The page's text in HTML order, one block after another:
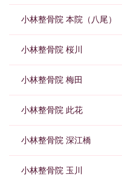
小林整骨院 本院（八尾）
小林整骨院 桜川
小林整骨院 梅田
小林整骨院 此花
小林整骨院 深江橋
小林整骨院 玉川